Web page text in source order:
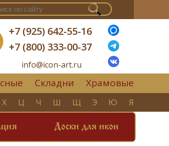
+7 (925) 642-55-16
+7 (800) 333-00-37
info@icon-art.ru
Складни Храмовые
Х Ц Ч Ш Щ Э Ю Я
Доски для икон